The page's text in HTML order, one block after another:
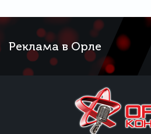
Реклама в Орле